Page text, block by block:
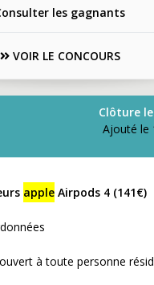
les gagnants
VOIR LE CONCOURS
Clôture
Ajouté le
apple Airpods 4 (141€)
à toute personne